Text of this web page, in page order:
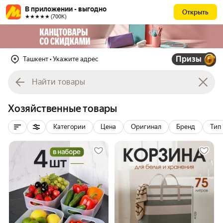
В приложении - выгодно
★★★★★ (700К)
Открыть
Ташкент • Укажите адрес Призы
Хозяйственные товары
Категории Цена Оригинал Бренд Тип